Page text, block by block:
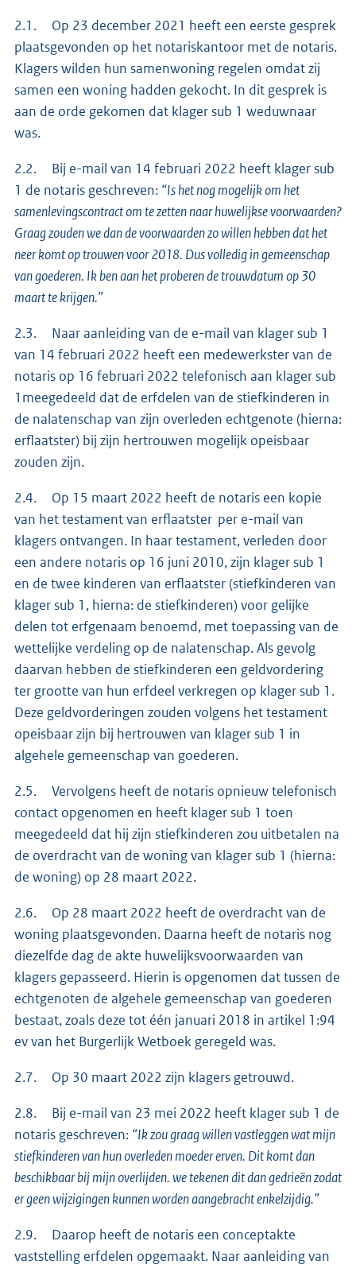
2.1. Op 23 december 2021 heeft een eerste gesprek
plaatsgevonden op het notariskantoor met de notaris.
Klagers wilden hun samenwoning regelen omdat zij
samen een woning hadden gekocht. In dit gesprek is
aan de orde gekomen dat klager sub 1 weduwnaar
was.
2.2. Bij e-mail van 14 februari 2022 heeft klager sub
1 de notaris geschreven: “Is het nog mogelijk om het
samenlevingscontract om te zetten naar huwelijkse voorwaarden?
Graag zouden we dan de voorwaarden zo willen hebben dat het
neer komt op trouwen voor 2018. Dus volledig in gemeenschap
van goederen. Ik ben aan het proberen de trouwdatum op 30
maart te krijgen.”
2.3. Naar aanleiding van de e-mail van klager sub 1
van 14 februari 2022 heeft een medewerkster van de
notaris op 16 februari 2022 telefonisch aan klager sub
1meegedeeld dat de erfdelen van de stiefkinderen in
de nalatenschap van zijn overleden echtgenote (hierna:
erflaatster) bij zijn hertrouwen mogelijk opeisbaar
zouden zijn.
2.4. Op 15 maart 2022 heeft de notaris een kopie
van het testament van erflaatster per e-mail van
klagers ontvangen. In haar testament, verleden door
een andere notaris op 16 juni 2010, zijn klager sub 1
en de twee kinderen van erflaatster (stiefkinderen van
klager sub 1, hierna: de stiefkinderen) voor gelijke
delen tot erfgenaam benoemd, met toepassing van de
wettelijke verdeling op de nalatenschap. Als gevolg
daarvan hebben de stiefkinderen een geldvordering
ter grootte van hun erfdeel verkregen op klager sub 1.
Deze geldvorderingen zouden volgens het testament
opeisbaar zijn bij hertrouwen van klager sub 1 in
algehele gemeenschap van goederen.
2.5. Vervolgens heeft de notaris opnieuw telefonisch
contact opgenomen en heeft klager sub 1 toen
meegedeeld dat hij zijn stiefkinderen zou uitbetalen na
de overdracht van de woning van klager sub 1 (hierna:
de woning) op 28 maart 2022.
2.6. Op 28 maart 2022 heeft de overdracht van de
woning plaatsgevonden. Daarna heeft de notaris nog
diezelfde dag de akte huwelijksvoorwaarden van
klagers gepasseerd. Hierin is opgenomen dat tussen de
echtgenoten de algehele gemeenschap van goederen
bestaat, zoals deze tot één januari 2018 in artikel 1:94
ev van het Burgerlijk Wetboek geregeld was.
2.7. Op 30 maart 2022 zijn klagers getrouwd.
2.8. Bij e-mail van 23 mei 2022 heeft klager sub 1 de
notaris geschreven: “Ik zou graag willen vastleggen wat mijn
stiefkinderen van hun overleden moeder erven. Dit komt dan
beschikbaar bij mijn overlijden. we tekenen dit dan gedrieën zodat
er geen wijzigingen kunnen worden aangebracht enkelzijdig.”
2.9. Daarop heeft de notaris een conceptakte
vaststelling erfdelen opgemaakt. Naar aanleiding van